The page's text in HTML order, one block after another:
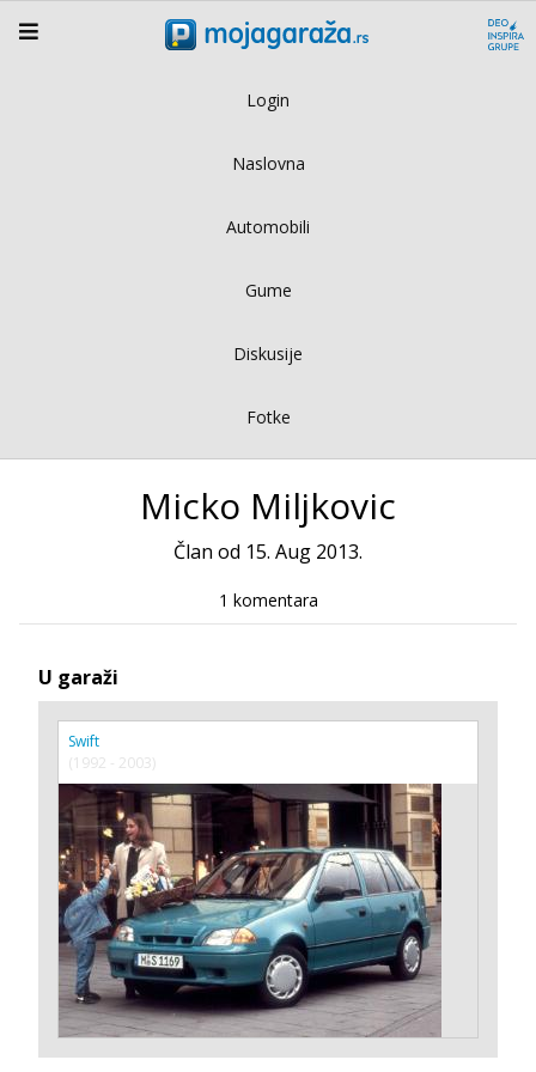
Login
Naslovna
Automobili
Gume
Diskusije
Fotke
Micko Miljkovic
Član od 15. Aug 2013.
1 komentara
U garaži
Swift
(1992 - 2003)